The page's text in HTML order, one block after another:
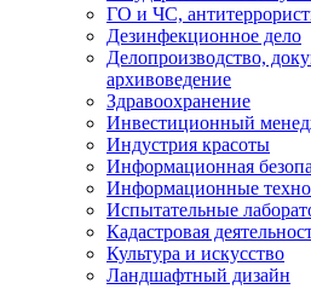
ГО и ЧС,
Дезинфекционное дело
Делопроизводство,
архивоведение
Здравоохранение
Инвестиционный
Индустрия красоты
Информационная
Информационные
Испытательные
Кадастровая
Культура и искусство
Ландшафтный дизайн